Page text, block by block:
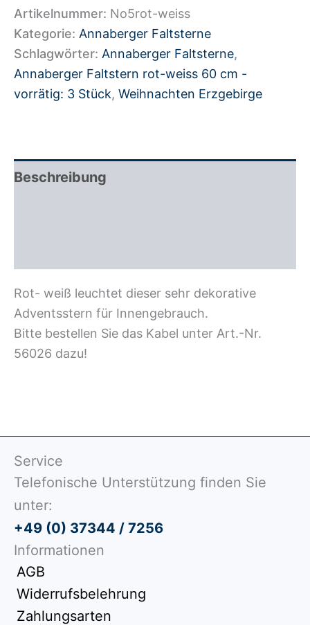
Artikelnummer: No5rot-weiss
Kategorie: Annaberger Faltsterne
Schlagwörter: Annaberger Faltsterne,
Annaberger Faltstern rot-weiss 60 cm -
vorrätig: 3 Stück, Weihnachten Erzgebirge
Beschreibung
Rot- weiß leuchtet dieser sehr dekorative
Adventsstern für Innengebrauch.
Bitte bestellen Sie das Kabel unter Art.-Nr.
56026 dazu!
Service
Telefonische Unterstützung finden Sie
unter:
+49 (0) 37344 / 7256
Informationen
AGB
Widerrufsbelehrung
Zahlungsarten